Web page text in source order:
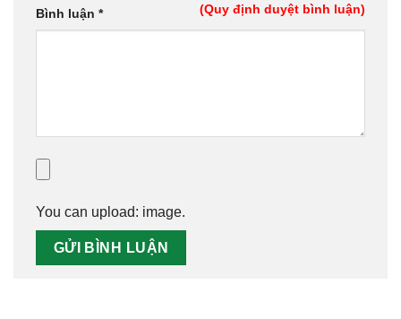
(Quy định duyệt bình luận)
Bình luận *
You can upload: image.